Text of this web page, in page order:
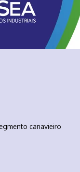
canavieiro